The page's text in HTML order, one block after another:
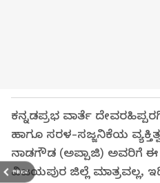
PREV
ಕನ್ನಡಪ್ರಭ ವಾರ್ತೆ
ಹಾಗೂ ಸರಳ-ಸಜ್ಜನಿಕೆಯ
ನಾಡಗೌಡ (ಅಪ್ಪಾಜಿ) ಅವರಿಗೆ ಈ
ವಿಜಯಪುರ ಜಿಲ್ಲೆ ಮಾತ್ರವಲ್ಲ,